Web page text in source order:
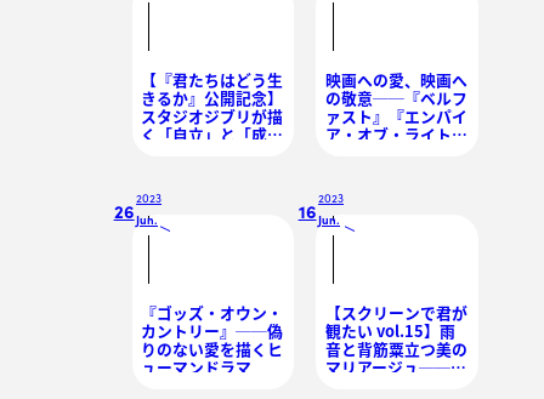
【『君たちはどう生
きるか』公開記念】
スタジオジブリが描
く「自立」と「成
ば』比較レビュー
映画への愛、映画へ
の敬意──『ベルフ
ァスト』『エンパイ
ア・オブ・ライト』
26
2023
Jun./
『ゴッズ・オウン・
カントリー』──偽
りのない愛を描くヒ
ューマンドラマ
16
2023
Jun. /
【スクリーンで君が
観たい vol.15】雨
音と背筋粟立つ美の
マリアージュ──デ